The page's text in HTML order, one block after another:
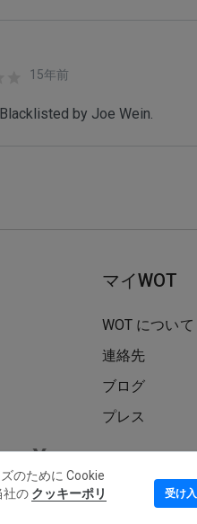
15年前
by Joe Wein.
マイWOT
WOT について
連絡先
ブログ
プレス
のために Cookie
社の クッキーポリ
受け